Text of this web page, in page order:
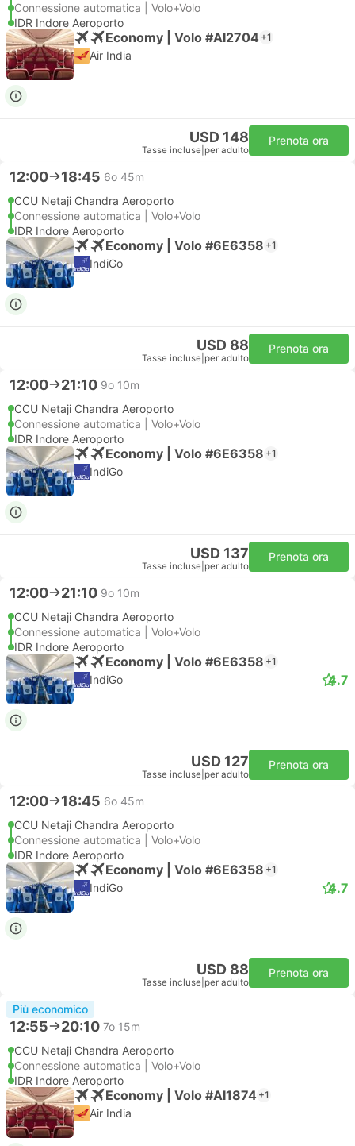
Connessione automatica | Volo+Volo
IDR Indore Aeroporto
Economy | Volo #AI2704 +1
Air India
USD 148
Tasse incluse per adulto
Prenota ora
12:00 18:45 6o 45m
CCU Netaji Chandra Aeroporto
Connessione automatica | Volo+Volo
IDR Indore Aeroporto
Economy | Volo #6E6358 +1
IndiGo
USD 88
Tasse incluse per adulto
Prenota ora
12:00 21:10 9o 10m
CCU Netaji Chandra Aeroporto
Connessione automatica | Volo+Volo
IDR Indore Aeroporto
Economy | Volo #6E6358 +1
IndiGo
USD 137
Tasse incluse per adulto
Prenota ora
12:00 21:10 9o 10m
CCU Netaji Chandra Aeroporto
Connessione automatica | Volo+Volo
IDR Indore Aeroporto
Economy | Volo #6E6358 +1
IndiGo 4.7
USD 127
Tasse incluse per adulto
Prenota ora
12:00 18:45 6o 45m
CCU Netaji Chandra Aeroporto
Connessione automatica | Volo+Volo
IDR Indore Aeroporto
Economy | Volo #6E6358 +1
IndiGo 4.7
USD 88
Tasse incluse per adulto
Prenota ora
Più economico
12:55 20:10 7o 15m
CCU Netaji Chandra Aeroporto
Connessione automatica | Volo+Volo
IDR Indore Aeroporto
Economy | Volo #AI1874 +1
Air India